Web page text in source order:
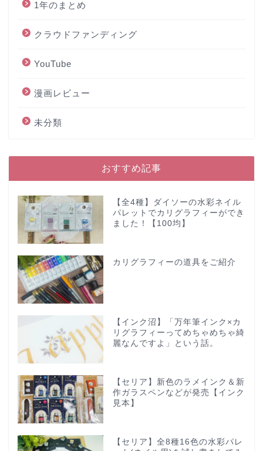
1年のまとめ
クラウドファンディング
YouTube
漫画レビュー
未分類
おすすめ記事
【全4種】ダイソーの水彩ネイル
パレットでカリグラフィーができ
ました！【100均】
カリグラフィーの道具をご紹介
【インク沼】「万年筆インク×カ
リグラフィーってめちゃめちゃ綺
麗なんですよ」という話。
【セリア】新色のラメインク＆新
作ガラスペンなどが発売【インク
見本】
【セリア】全8種16色の水彩パレ